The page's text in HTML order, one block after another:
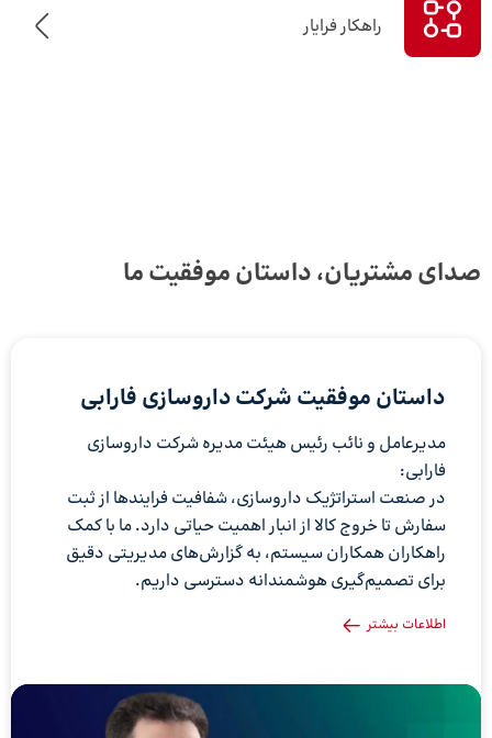
راهکار فرایار
صدای مشتریان، داستان موفقیت ما
داستان موفقیت شرکت داروسازی‌ فارابی‌
مدیرعامل و نائب رئیس هیئت مدیره شرکت داروسازی
فارابی:
در صنعت استراتژیک داروسازی، شفافیت فرایندها از ثبت
سفارش تا خروج کالا از انبار اهمیت حیاتی دارد. ما با کمک
راهکاران همکاران سیستم، به گزارش‌های مدیریتی دقیق
برای تصمیم‌گیری هوشمندانه دسترسی داریم.
اطلاعات بیشتر
نمایشگر